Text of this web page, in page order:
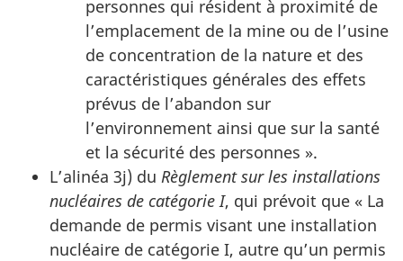
personnes qui résident à proximité de
l’emplacement de la mine ou de l’usine
de concentration de la nature et des
caractéristiques générales des effets
prévus de l’abandon sur
l’environnement ainsi que sur la santé
et la sécurité des personnes ».
L’alinéa 3j) du Règlement sur les installations
nucléaires de catégorie I, qui prévoit que « La
demande de permis visant une installation
nucléaire de catégorie I, autre qu’un permis